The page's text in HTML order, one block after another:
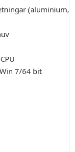
(aluminium,
7/64 bit